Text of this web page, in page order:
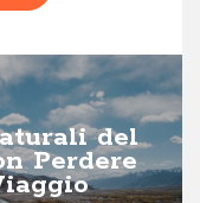
del
Perdere